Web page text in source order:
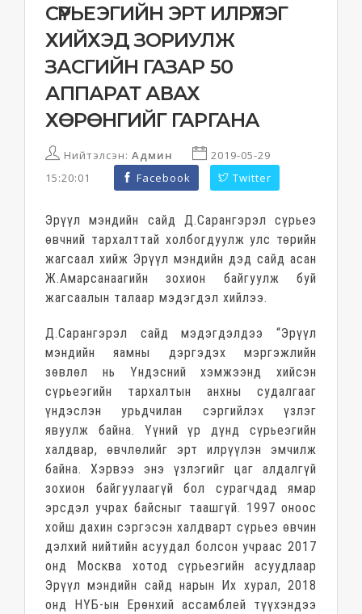
СҮРЬЕЭГИЙН ЭРТ ИЛРҮҮЛЭГ
ХИЙХЭД ЗОРИУЛЖ
ЗАСГИЙН ГАЗАР 50
АППАРАТ АВАХ
ХӨРӨНГИЙГ ГАРГАНА
Нийтэлсэн: Админ
2019-05-29
15:20:01
Facebook Twitter
Эрүүл мэндийн сайд Д.Сарангэрэл сүрьеэ
өвчний тархалттай холбогдуулж улс төрийн
жагсаал хийж Эрүүл мэндийн дэд сайд асан
Ж.Амарсанаагийн зохион байгуулж буй
жагсаалын талаар мэдэгдэл хийлээ.
Д.Сарангэрэл сайд мэдэгдэлдээ “Эрүүл
мэндийн яамны дэргэдэх мэргэжлийн
зөвлөл нь Үндэсний хэмжээнд хийсэн
сүрьеэгийн тархалтын анхны судалгааг
үндэслэн урьдчилан сэргийлэх үзлэг
явуулж байна. Үүний үр дүнд сүрьеэгийн
халдвар, өвчлөлийг эрт илрүүлэн эмчилж
байна. Хэрвээ энэ үзлэгийг цаг алдалгүй
зохион байгуулаагүй бол сурагчдад ямар
эрсдэл учрах байсныг таашгүй. 1997 оноос
хойш дахин сэргэсэн халдварт сүрьеэ өвчин
дэлхий нийтийн асуудал болсон учраас 2017
онд Москва хотод сүрьеэгийн асуудлаар
Эрүүл мэндийн сайд нарын Их хурал, 2018
онд НҮБ-ын Ерөнхий ассамблей түүхэндээ